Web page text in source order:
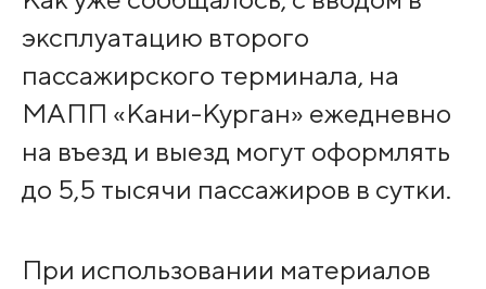
эксплуатацию второго
пассажирского терминала, на
МАПП «Кани-Курган» ежедневно
на въезд и выезд могут оформлять
до 5,5 тысячи пассажиров в сутки.
При использовании материалов